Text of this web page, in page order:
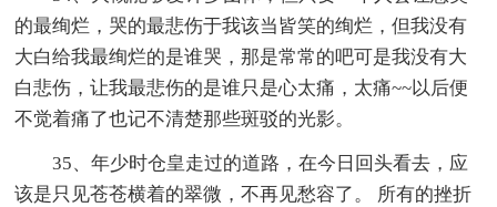
的最绚烂，哭的最悲伤于我该当皆笑的绚烂，但我没有
大白给我最绚烂的是谁哭，那是常常的吧可是我没有大
白悲伤，让我最悲伤的是谁只是心太痛，太痛~~以后便
不觉着痛了也记不清楚那些斑驳的光影。
35、年少时仓皇走过的道路，在今日回头看去，应
该是只见苍苍横着的翠微，不再见愁容了。 所有的挫折